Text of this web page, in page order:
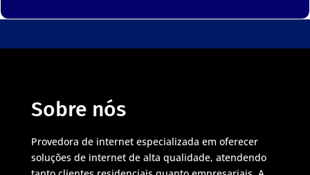
Sobre nós
Provedora de internet especializada em oferecer
soluções de internet de alta qualidade, atendendo